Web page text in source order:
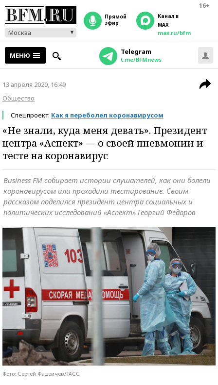
16+
Москва
прямой
эфир
Канал в
MAX
max.ru/bfm
МЕНЮ Telegram
t.me/BFMnews
13 апреля 2020, 16:49
Общество
Спецпроект: Как я переболел коронавирусом
«Не знали, куда меня девать». Президент
центра «Аспект» — о своей пневмонии и
тесте на коронавирус
Business FM собирает истории слушателей, как они болели
коронавирусом или проходили тестирование. Своим
рассказом поделился президент центра социальных и
политических исследований «Аспект» Георгий Федоров
Фото: Сергей Фадеичев/ТАСС